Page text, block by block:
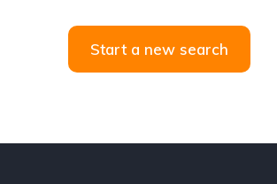
Start a new search